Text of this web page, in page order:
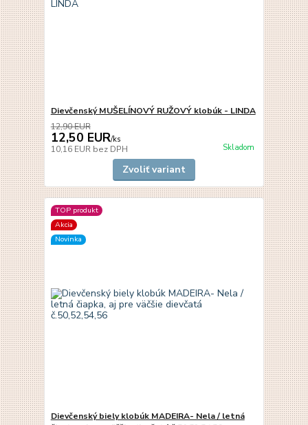
Dievčenský MUŠELÍNOVÝ RUŽOVÝ klobúk - LINDA
12,90 EUR
12,50 EUR/ks
10,16 EUR bez DPH Skladom
Zvoliť variant
TOP produkt
Akcia
Novinka
Dievčenský biely klobúk MADEIRA- Nela / letná